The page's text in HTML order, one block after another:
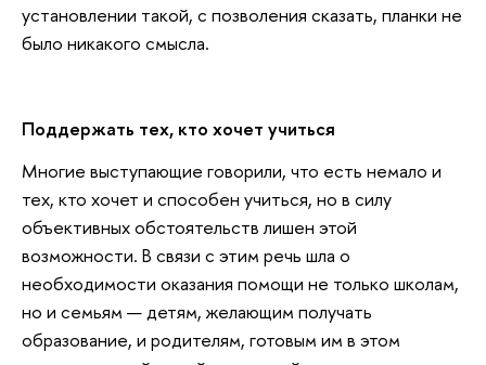
установлении такой, с позволения сказать, планки не
было никакого смысла.
Поддержать тех, кто хочет учиться
Многие выступающие говорили, что есть немало и
тех, кто хочет и способен учиться, но в силу
объективных обстоятельств лишен этой
возможности. В связи с этим речь шла о
необходимости оказания помощи не только школам,
но и семьям — детям, желающим получать
образование, и родителям, готовым им в этом